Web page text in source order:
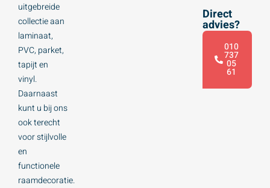
uitgebreide
collectie aan
laminaat,
PVC, parket,
tapijt en
vinyl.
Daarnaast
kunt u bij ons
ook terecht
voor stijlvolle
en
functionele
raamdecoratie.
Direct
advies?
010
737
05
61